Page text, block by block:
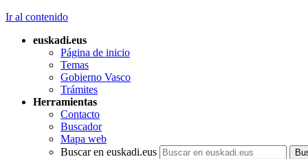
Ir al contenido
euskadi.eus
Página de inicio
Temas
Gobierno Vasco
Trámites
Herramientas
Contacto
Buscador
Mapa web
Buscar en euskadi.eus